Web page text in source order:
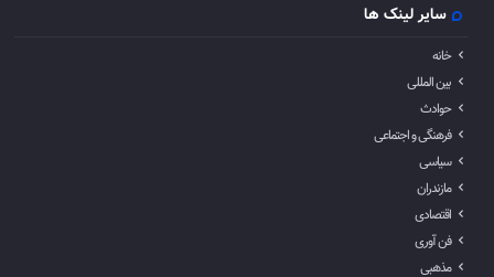
سایر لینک ها
خانه
بین المللی
حوادث
فرهنگی و اجتماعی
سیاسی
مازندران
اقتصادی
فن آوری
مذهبی